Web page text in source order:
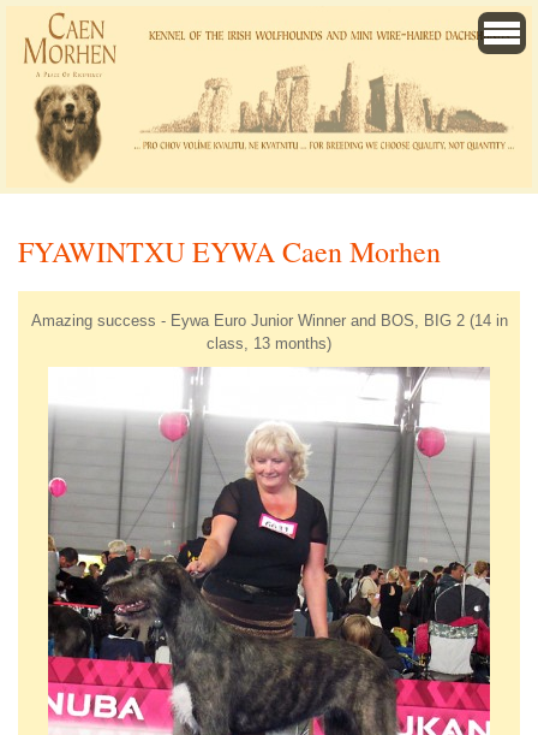
FYAWINTXU EYWA Caen Morhen
Amazing success - Eywa Euro Junior Winner and BOS, BIG 2 (14 in
class, 13 months)